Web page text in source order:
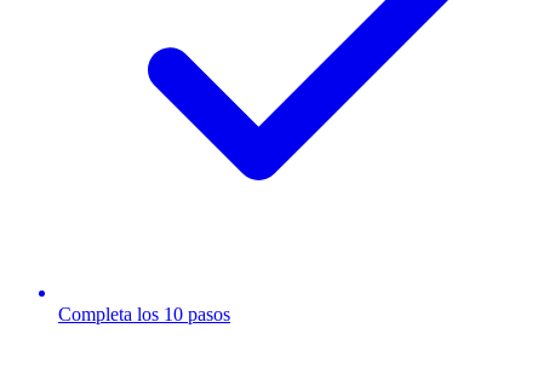
Completa los 10 pasos